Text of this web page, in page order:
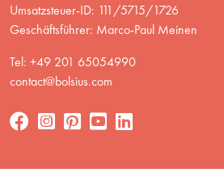
Umsatzsteuer-ID: 111/5715/1726
Geschäftsführer: Marco-Paul Meinen
Tel: +49 201 65054990
contact@bolsius.com